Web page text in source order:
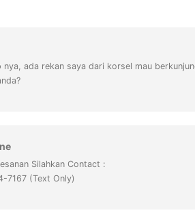
ada rekan saya dari korsel mau
Silahkan Contact :
7167 (Text Only)